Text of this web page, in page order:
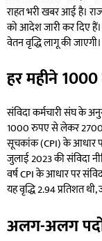
राहत भरी खबर आई है।
को आदेश जारी कर दिए
वेतन वृद्धि लागू की जाएगी।
हर महीने
संविदा कर्मचारी संघ के
1000 रुपए से लेकर 2700
सूचकांक (CPI) के आधार
जुलाई 2023 की संविदा
वर्ष CPI के आधार पर
यह वृद्धि 2.94 प्रतिशत
अलग-अलग